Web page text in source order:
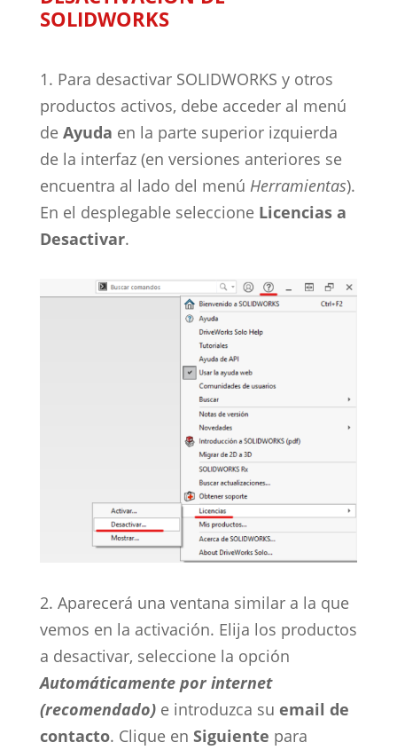
SOLIDWORKS
1. Para desactivar SOLIDWORKS y otros
productos activos, debe acceder al menú
de Ayuda en la parte superior izquierda
de la interfaz (en versiones anteriores se
encuentra al lado del menú Herramientas).
En el desplegable seleccione Licencias a
Desactivar.
2. Aparecerá una ventana similar a la que
vemos en la activación. Elija los productos
a desactivar, seleccione la opción
Automáticamente por internet
(recomendado) e introduzca su email de
contacto. Clique en Siguiente para